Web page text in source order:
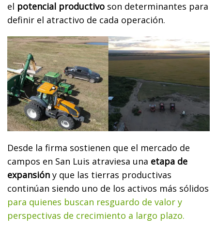
el potencial productivo son determinantes para
definir el atractivo de cada operación.
Desde la firma sostienen que el mercado de
campos en San Luis atraviesa una etapa de
expansión y que las tierras productivas
continúan siendo uno de los activos más sólidos
para quienes buscan resguardo de valor y
perspectivas de crecimiento a largo plazo.